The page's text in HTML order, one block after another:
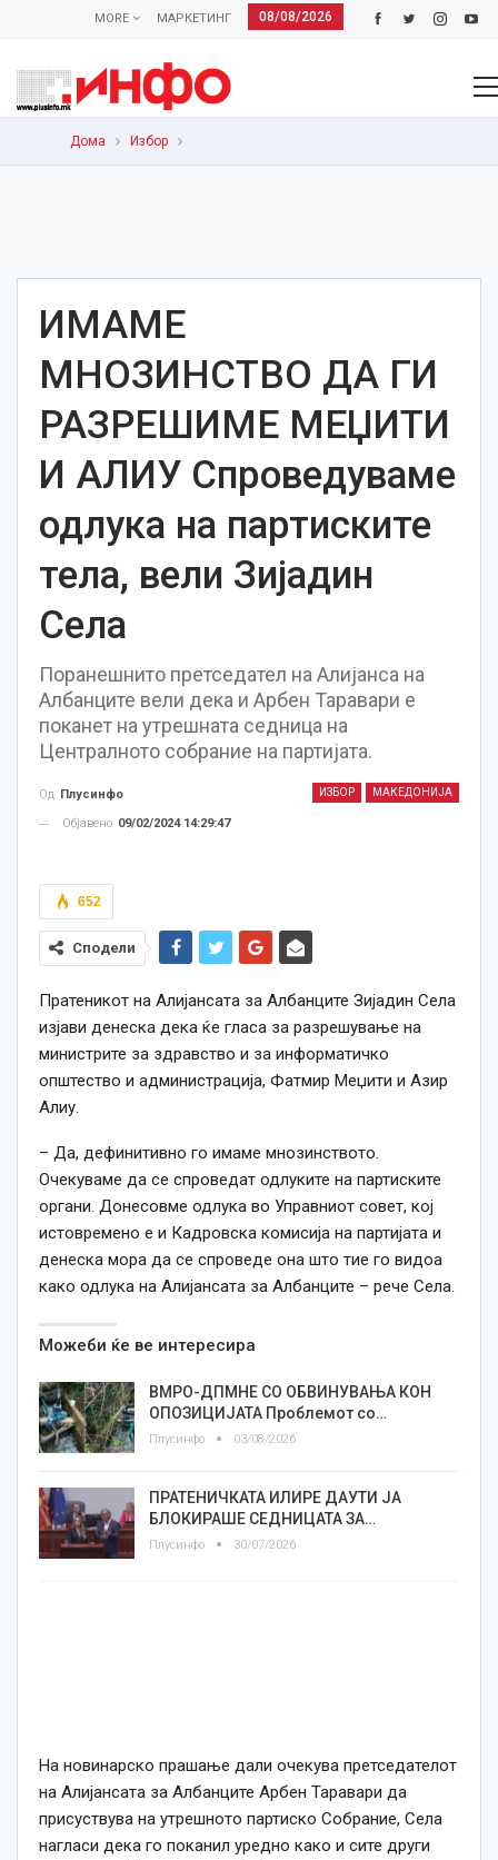
08/08/2026
МАРКЕТИНГ
MORE
Дома Избор
ИМАМЕ
МНОЗИНСТВО ДА ГИ
РАЗРЕШИМЕ МЕЏИТИ
И АЛИУ Спроведуваме
одлука на партиските
тела, вели Зијадин
Села
Поранешнито претседател на Алијанса на
Албанците вели дека и Арбен Таравари е
поканет на утрешната седница на
Централното собрание на партијата.
ИЗБОР МАКЕДОНИЈА
Од Плусинфо
Објавено 09/02/2024 14:29:47
652
Сподели
Пратеникот на Алијансата за Албанците Зијадин Села
изјави денеска дека ќе гласа за разрешување на
министрите за здравство и за информатичко
општество и администрација, Фатмир Меџити и Азир
Алиу.
– Да, дефинитивно го имаме мнозинството.
Очекуваме да се спроведат одлуките на партиските
органи. Донесовме одлука во Управниот совет, кој
истовремено е и Кадровска комисија на партијата и
денеска мора да се спроведе она што тие го видоа
како одлука на Алијансата за Албанците – рече Села.
Можеби ќе ве интересира
ВМРО-ДПМНЕ СО ОБВИНУВАЊА КОН
ОПОЗИЦИЈАТА Проблемот со…
Плусинфо 03/08/2026
ПРАТЕНИЧКАТА ИЛИРЕ ДАУТИ ЈА
БЛОКИРАШЕ СЕДНИЦАТА ЗА…
Плусинфо 30/07/2026
На новинарско прашање дали очекува претседателот
на Алијансата за Албанците Арбен Таравари да
присуствува на утрешното партиско Собрание, Села
нагласи дека го поканил уредно како и сите други